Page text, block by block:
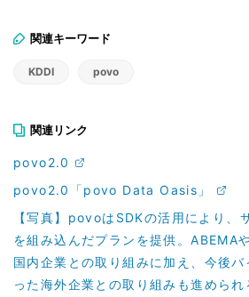
関連キーワード
KDDI povo
関連リンク
povo2.0
povo2.0「povo Data Oasis」
【写真】povoはSDKの活用により、
を組み込んだプランを提供。ABEMA
国内企業との取り組みに加え、今後
った海外企業との取り組みも進めら